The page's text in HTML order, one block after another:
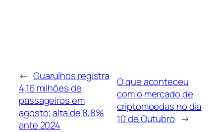
← Guarulhos registra
4,16 milhões de
passageiros em
agosto; alta de 8,8%
ante 2024
O que aconteceu
com o mercado de
criptomoedas no dia
10 de Outubro →